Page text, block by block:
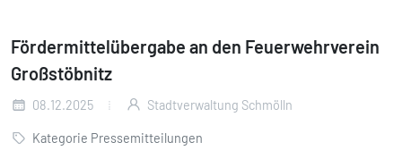
Fördermittelübergabe an den Feuerwehrverein
Großstöbnitz
08.12.2025 Stadtverwaltung Schmölln
Kategorie Pressemitteilungen